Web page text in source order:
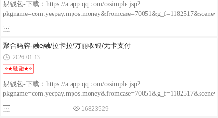
易钱包-下载：https://a.app.qq.com/o/simple.jsp?
POS：http://oss.flmyzf.com/yzf/html/regist/index.html?phone=%E4%
聚合码牌-融e融/拉卡拉/万丽收银/无卡支付
2026-01-13
⭐★融e融★⭐
易钱包-下载：https://a.app.qq.com/o/simple.jsp?
POS：http://oss.flmyzf.com/yzf/html/regist/index.html?phone=%E4%
16823529